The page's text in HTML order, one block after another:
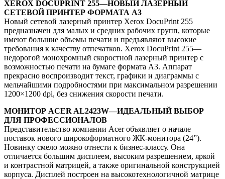
XEROX DOCUPRINT 255—НОВЫЙ ЛАЗЕРНЫЙ
СЕТЕВОЙ ПРИНТЕР ФОРМАТА A3
Новый сетевой лазерный принтер Xerox DocuPrint 255
предназначен для малых и средних рабочих групп, которые
имеют большие объемы печати и предъявляют высокие
требования к качеству отпечатков. Xerox DocuPrint 255—
недорогой монохромный скоростной лазерный принтер с
возможностью печати на бумаге формата А3. Аппарат
прекрасно воспроизводит текст, графики и диаграммы с
мельчайшими подробностями при максимальном разрешении
1200×1200 dpi, без снижения скорости печати.
МОНИТОР ACER AL2423W—ИДЕАЛЬНЫЙ ВЫБОР
ДЛЯ ПРОФЕССИОНАЛОВ
Представительство компании Acer объявляет о начале
поставок нового широкоформатного ЖК-монитора (24”).
Новинку смело можно отнести к бизнес-классу. Она
отличается большим дисплеем, высоким разрешением, яркой
и контрастной матрицей, а также оригинальной конструкцией
корпуса. Дисплей построен на высокотехнологичной матрице